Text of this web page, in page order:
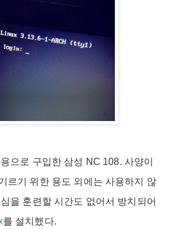
으로 구입한 삼성 NC 108. 사양이
르기 위한 용도 외에는 사용하지 않
을 훈련할 시간도 없어서 방치되어
를 설치했다.